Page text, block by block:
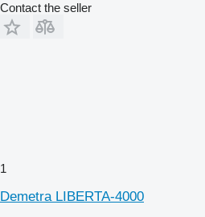
Contact the seller
1
Demetra LIBERTA-4000